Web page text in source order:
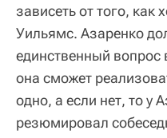
зависеть от того, как
Уильямс. Азаренко
единственный вопрос
она сможет
одно, а если нет, то у
резюмировал